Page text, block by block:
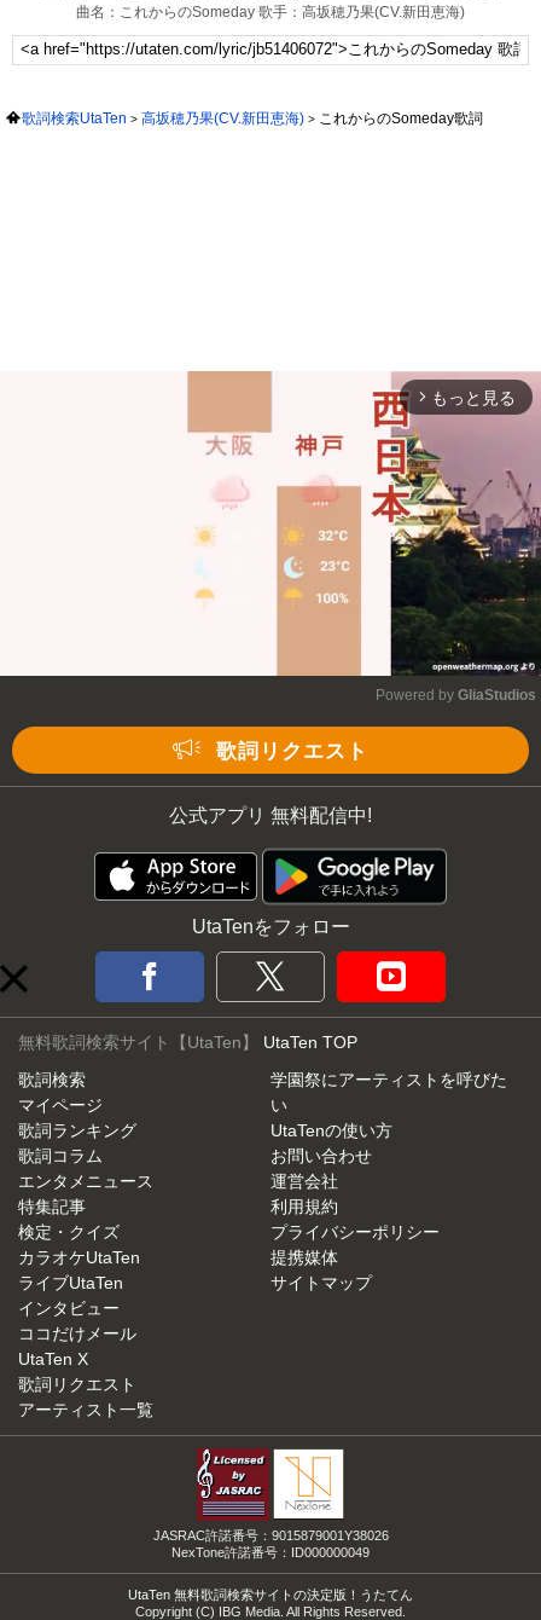
曲名：これからのSomeday 歌手：高坂穂乃果(CV.新田恵海)
歌詞検索UtaTen 高坂穂乃果(CV.新田恵海) これからのSomeday歌詞
arrow_forward_ios もっと見る
Powered by GliaStudios
歌詞リクエスト
公式アプリ 無料配信中!
UtaTenをフォロー
無料歌詞検索サイト【UtaTen】 UtaTen TOP
歌詞検索
マイページ
歌詞ランキング
歌詞コラム
エンタメニュース
特集記事
検定・クイズ
カラオケUtaTen
ライブUtaTen
インタビュー
ココだけメール
UtaTen X
歌詞リクエスト
アーティスト一覧
学園祭にアーティストを呼びた
い
UtaTenの使い方
お問い合わせ
運営会社
利用規約
プライバシーポリシー
提携媒体
サイトマップ
JASRAC許諾番号：9015879001Y38026
NexTone許諾番号：ID000000049
UtaTen 無料歌詞検索サイトの決定版！うたてん
Copyright (C) IBG Media. All Rights Reserved.